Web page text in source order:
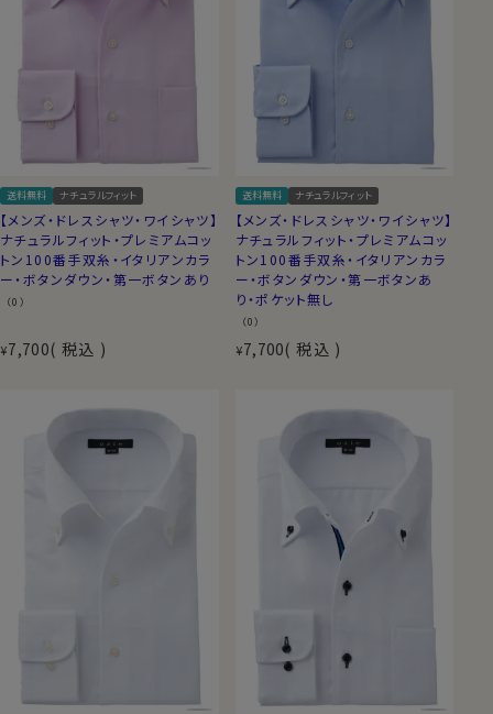
送料無料 ナチュラルフィット
【メンズ・ドレスシャツ・ワイシャツ】
ナチュラルフィット・プレミアムコッ
トン100番手双糸・イタリアンカラ
ー・ボタンダウン・第一ボタンあり
（0）
¥7,700 税込
送料無料 ナチュラルフィット
【メンズ・ドレスシャツ・ワイシャツ】
ナチュラルフィット・プレミアムコッ
トン100番手双糸・イタリアンカラ
ー・ボタンダウン・第一ボタンあ
り・ポケット無し
（0）
¥7,700 税込